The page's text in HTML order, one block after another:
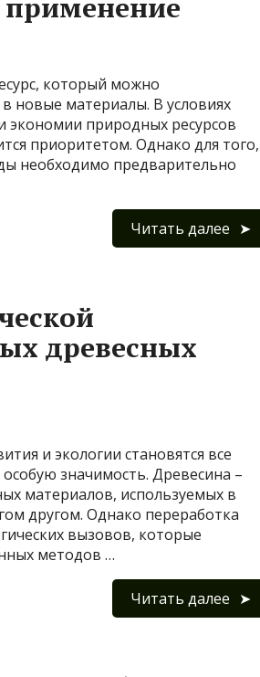
применение
который можно
новые материалы. В условиях
экономии природных ресурсов
приоритетом. Однако для того,
необходимо предварительно
Читать далее
древесных
и экологии становятся все
значимость. Древесина –
материалов, используемых в
другом. Однако переработка
вызовов, которые
методов …
Читать далее